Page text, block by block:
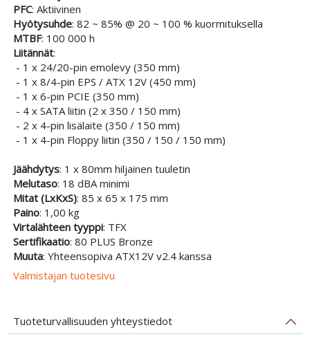
PFC: Aktiivinen
Hyötysuhde: 82 ~ 85% @ 20 ~ 100 % kuormituksella
MTBF: 100 000 h
Liitännät:
- 1 x 24/20-pin emolevy (350 mm)
- 1 x 8/4-pin EPS / ATX 12V (450 mm)
- 1 x 6-pin PCIE (350 mm)
- 4 x SATA liitin (2 x 350 / 150 mm)
- 2 x 4-pin lisälaite (350 / 150 mm)
- 1 x 4-pin Floppy liitin (350 / 150 / 150 mm)
Jäähdytys: 1 x 80mm hiljainen tuuletin
Melutaso: 18 dBA minimi
Mitat (LxKxS): 85 x 65 x 175 mm
Paino: 1,00 kg
Virtalähteen tyyppi: TFX
Sertifikaatio: 80 PLUS Bronze
Muuta: Yhteensopiva ATX12V v2.4 kanssa
Valmistajan tuotesivu
Tuoteturvallisuuden yhteystiedot